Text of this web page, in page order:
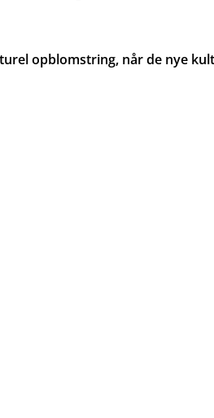
opblomstring, når de nye